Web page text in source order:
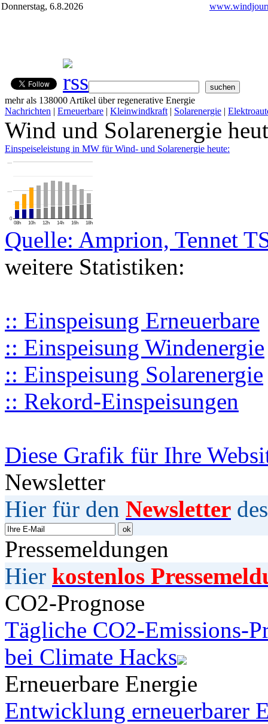
Donnerstag, 6.8.2026
mehr als 138000 Artikel über regenerative Energie
Nachrichten | Erneuerbare | Kleinwindkraft | Solarenergie |
Wind und Solarenergie
Einspeiseleistung in MW für Wind- und Solarenergie heute:
08h 10h 12h 14h 16h 18h
0
…
…
Quelle: Amprion, Tennet
weitere Statistiken:
:: Einspeisung Erneuerbare
:: Einspeisung Windenergie
:: Einspeisung Solarenergie
:: Rekord-Einspeisungen
Diese Grafik für Ihre
Newsletter
Hier für den Newsletter
Pressemeldungen
Hier kostenlos
CO2-Prognose
Tägliche CO2-Emissions-
bei Climate Hacks
Erneuerbare Energie
Entwicklung erneuerbarer